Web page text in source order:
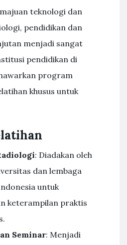
teknologi dan
pendidikan dan
menjadi sangat
pendidikan di
program
khusus untuk
: Diadakan oleh
dan lembaga
untuk
keterampilan praktis
Seminar: Menjadi